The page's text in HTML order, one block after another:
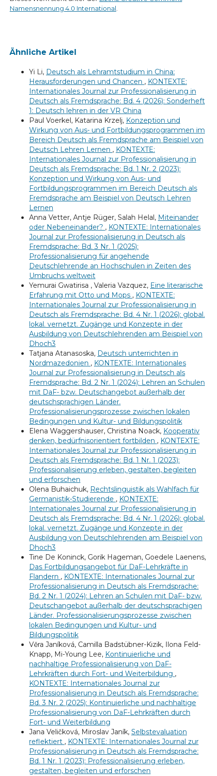
Namensnennung 4.0 International.
Ähnliche Artikel
Yi Li, Deutsch als Lehramtstudium in China:
Herausforderungen und Chancen , KONTEXTE:
Internationales Journal zur Professionalisierung in
Deutsch als Fremdsprache: Bd. 4 (2026): Sonderheft
1: Deutsch lehren in der VR China
Paul Voerkel, Katarina Krzelj, Konzeption und
Wirkung von Aus- und Fortbildungsprogrammen im
Bereich Deutsch als Fremdsprache am Beispiel von
Deutsch Lehren Lernen , KONTEXTE:
Internationales Journal zur Professionalisierung in
Deutsch als Fremdsprache: Bd. 1 Nr. 2 (2023):
Konzeption und Wirkung von Aus- und
Fortbildungsprogrammen im Bereich Deutsch als
Fremdsprache am Beispiel von Deutsch Lehren
Lernen
Anna Vetter, Antje Rüger, Salah Helal, Miteinander
oder Nebeneinander? , KONTEXTE: Internationales
Journal zur Professionalisierung in Deutsch als
Fremdsprache: Bd. 3 Nr. 1 (2025):
Professionalisierung für angehende
Deutschlehrende an Hochschulen in Zeiten des
Umbruchs weltweit
Yemurai Gwatirisa , Valeria Vazquez, Eine literarische
Erfahrung mit Otto und Mops , KONTEXTE:
Internationales Journal zur Professionalisierung in
Deutsch als Fremdsprache: Bd. 4 Nr. 1 (2026): global.
lokal. vernetzt. Zugänge und Konzepte in der
Ausbildung von Deutschlehrenden am Beispiel von
Dhoch3
Tatjana Atanasoska, Deutsch unterrichten in
Nordmazedonien , KONTEXTE: Internationales
Journal zur Professionalisierung in Deutsch als
Fremdsprache: Bd. 2 Nr. 1 (2024): Lehren an Schulen
mit DaF- bzw. Deutschangebot außerhalb der
deutschsprachigen Länder.
Professionalisierungsprozesse zwischen lokalen
Bedingungen und Kultur- und Bildungspolitik
Elena Waggershauser, Christina Noack, Kooperativ
denken, bedürfnisorientiert fortbilden , KONTEXTE:
Internationales Journal zur Professionalisierung in
Deutsch als Fremdsprache: Bd. 1 Nr. 1 (2023):
Professionalisierung erleben, gestalten, begleiten
und erforschen
Olena Buhaichuk, Rechtslinguistik als Wahlfach für
Germanistik-Studierende , KONTEXTE:
Internationales Journal zur Professionalisierung in
Deutsch als Fremdsprache: Bd. 4 Nr. 1 (2026): global.
lokal. vernetzt. Zugänge und Konzepte in der
Ausbildung von Deutschlehrenden am Beispiel von
Dhoch3
Tine De Koninck, Gorik Hageman, Goedele Laenens,
Das Fortbildungsangebot für DaF-Lehrkräfte in
Flandern , KONTEXTE: Internationales Journal zur
Professionalisierung in Deutsch als Fremdsprache:
Bd. 2 Nr. 1 (2024): Lehren an Schulen mit DaF- bzw.
Deutschangebot außerhalb der deutschsprachigen
Länder. Professionalisierungsprozesse zwischen
lokalen Bedingungen und Kultur- und
Bildungspolitik
Věra Janíková, Camilla Badstübner-Kizik, Ilona Feld-
Knapp, Mi-Young Lee, Kontinuierliche und
nachhaltige Professionalisierung von DaF-
Lehrkräften durch Fort- und Weiterbildung ,
KONTEXTE: Internationales Journal zur
Professionalisierung in Deutsch als Fremdsprache:
Bd. 3 Nr. 2 (2025): Kontinuierliche und nachhaltige
Professionalisierung von DaF-Lehrkräften durch
Fort- und Weiterbildung
Jana Veličková, Miroslav Janík, Selbstevaluation
reflektiert , KONTEXTE: Internationales Journal zur
Professionalisierung in Deutsch als Fremdsprache:
Bd. 1 Nr. 1 (2023): Professionalisierung erleben,
gestalten, begleiten und erforschen